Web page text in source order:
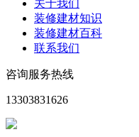
关于我们
装修建材知识
装修建材百科
联系我们
咨询服务热线
13303831626